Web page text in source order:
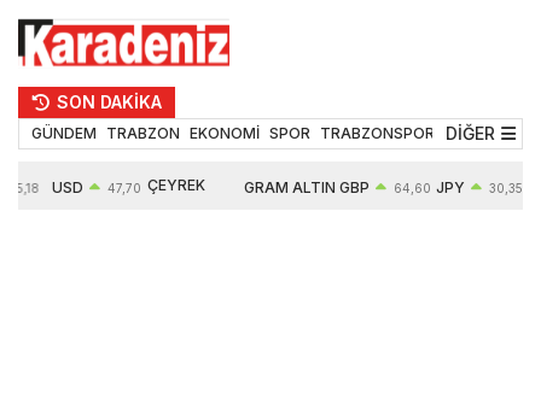
SON DAKİKA
GÜNDEM TRABZON EKONOMİ SPOR TRABZONSPOR TEKNOLOJİ
DİĞER
55,18 USD 47,70 ÇEYREK GRAM ALTIN GBP 64,60 JPY 30,35